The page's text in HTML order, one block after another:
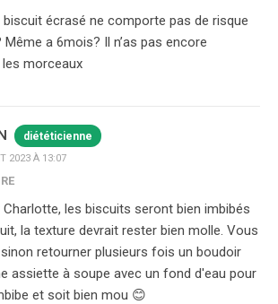
biscuit écrasé ne comporte pas de risque
Même a 6mois? Il n’as pas encore
morceaux
diététicienne
2023 À 13:07
Charlotte, les biscuits seront bien imbibés
la texture devrait rester bien molle. Vous
retourner plusieurs fois un boudoir
assiette à soupe avec un fond d'eau pour
et soit bien mou 😊